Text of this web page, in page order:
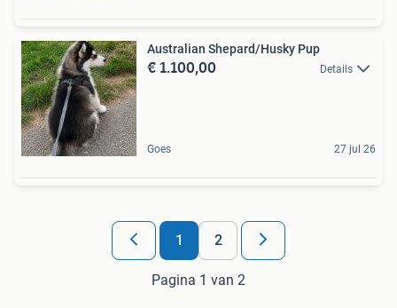
Australian Shepard/Husky Pup
€ 1.100,00 Details
Goes 27 jul 26
1 2
Pagina 1 van 2